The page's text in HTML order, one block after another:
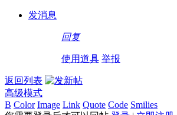
发消息
回复
使用道具 举报
返回列表
高级模式
B Color Image Link Quote Code Smilies